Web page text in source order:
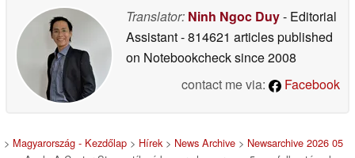
Translator: Ninh Ngoc Duy- Editorial
Assistant- 814621 articles published
on Notebookchecksince 2008
contact me via:
Facebook
> Magyarország - Kezdőlap > Hírek> News Archive > Newsarchive 2026 05